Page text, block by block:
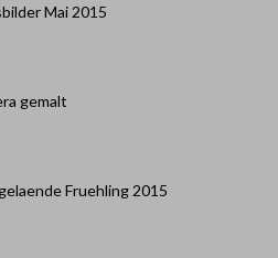
Mai 2015
gemalt
Fruehling 2015